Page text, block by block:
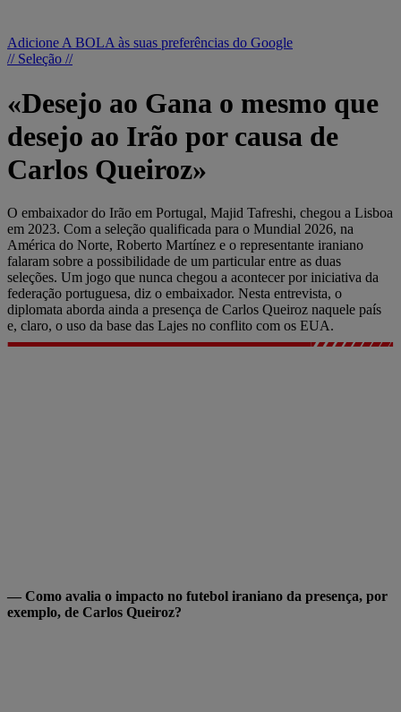
Adicione A BOLA às suas preferências do Google
// Seleção //
«Desejo ao Gana o mesmo que
desejo ao Irão por causa de
Carlos Queiroz»
O embaixador do Irão em Portugal, Majid Tafreshi, chegou a Lisboa
em 2023. Com a seleção qualificada para o Mundial 2026, na
América do Norte, Roberto Martínez e o representante iraniano
falaram sobre a possibilidade de um particular entre as duas
seleções. Um jogo que nunca chegou a acontecer por iniciativa da
federação portuguesa, diz o embaixador. Nesta entrevista, o
diplomata aborda ainda a presença de Carlos Queiroz naquele país
e, claro, o uso da base das Lajes no conflito com os EUA.
— Como avalia o impacto no futebol iraniano da presença, por
exemplo, de Carlos Queiroz?